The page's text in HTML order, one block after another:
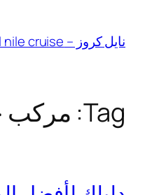
content
نايل كروز – all nile cruise
Tag: مركب